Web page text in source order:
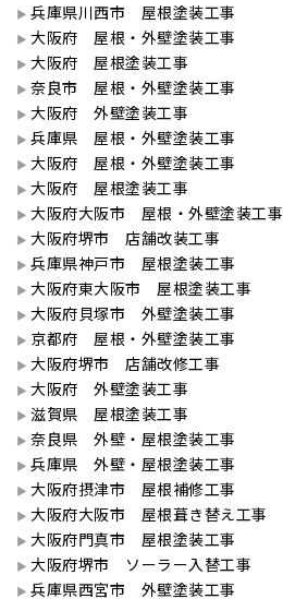
兵庫県川西市 屋根塗装工事
大阪府 屋根・外壁塗装工事
大阪府 屋根塗装工事
奈良市 屋根・外壁塗装工事
大阪府 外壁塗装工事
兵庫県 屋根・外壁塗装工事
大阪府 屋根・外壁塗装工事
大阪府 屋根塗装工事
大阪府大阪市 屋根・外壁塗装工事
大阪府堺市 店舗改装工事
兵庫県神戸市 屋根塗装工事
大阪府東大阪市 屋根塗装工事
大阪府貝塚市 外壁塗装工事
京都府 屋根・外壁塗装工事
大阪府堺市 店舗改修工事
大阪府 外壁塗装工事
滋賀県 屋根塗装工事
奈良県 外壁・屋根塗装工事
兵庫県 外壁・屋根塗装工事
大阪府摂津市 屋根補修工事
大阪府大阪市 屋根葺き替え工事
大阪府門真市 屋根塗装工事
大阪府堺市 ソーラー入替工事
兵庫県西宮市 外壁塗装工事